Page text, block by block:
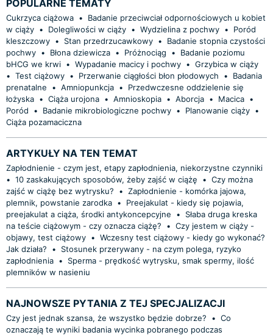
POPULARNE TEMATY
Cukrzyca ciążowa •
Badanie przeciwciał odpornościowych u kobiet
w ciąży • Dolegliwości w ciąży • Wydzielina z pochwy •
Poród
kleszczowy • Stan przedrzucawkowy •
Badanie stopnia czystości
pochwy • Błona dziewicza • Próżnociąg •
Badanie poziomu
bHCG we krwi • Wypadanie macicy i pochwy • Grzybica w ciąży
• Test ciążowy • Przerwanie ciągłości błon płodowych •
Badania
prenatalne
• Amniopunkcja •
Przedwczesne oddzielenie się
łożyska • Ciąża urojona • Amnioskopia • Aborcja • Macica •
Poród
• Badanie mikrobiologiczne pochwy • Planowanie ciąży •
Ciąża pozamaciczna
ARTYKUŁY NA TEN TEMAT
Zapłodnienie - czym jest, etapy zapłodnienia, niekorzystne czynniki
• 10 zaskakujących sposobów, żeby zajść w ciążę • Czy można
zajść w ciążę bez wytrysku?
• Zapłodnienie - komórka jajowa,
plemnik, powstanie zarodka •
Preejakulat - kiedy się pojawia,
preejakulat a ciąża, środki antykoncepcyjne
•
Słaba druga kreska
na teście ciążowym - czy oznacza ciążę?
• Czy jestem w ciąży -
objawy, test ciążowy • Wczesny test ciążowy - kiedy go wykonać?
Jak działa?
•
Stosunek przerywany - na czym polega, ryzyko
zapłodnienia •
Sperma - prędkość wytrysku, smak spermy, ilość
plemników w nasieniu
NAJNOWSZE PYTANIA Z TEJ SPECJALIZACJI
Czy jest jednak szansa, że wszystko będzie dobrze? • Co
oznaczają te wyniki badania wycinka pobranego podczas